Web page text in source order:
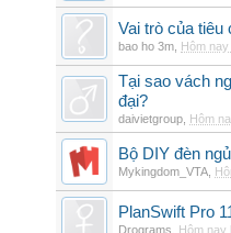
Vai trò của tiêu
bao ho 3m Hôm
Tại sao vách
đại?
daivietgroup Hôm
Bộ DIY đèn
Mykingdom_VTA
PlanSwift Pro
Drograms Hôm nay